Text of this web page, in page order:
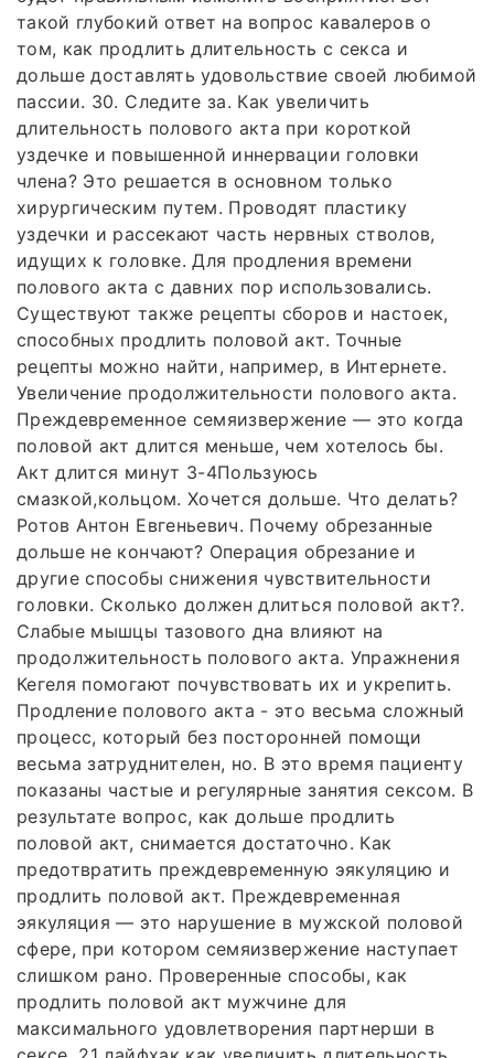
такой глубокий ответ на вопрос кавалеров о
том, как продлить длительность с секса и
дольше доставлять удовольствие своей любимой
пассии. 30. Следите за. Как увеличить
длительность полового акта при короткой
уздечке и повышенной иннервации головки
члена? Это решается в основном только
хирургическим путем. Проводят пластику
уздечки и рассекают часть нервных стволов,
идущих к головке. Для продления времени
полового акта с давних пор использовались.
Существуют также рецепты сборов и настоек,
способных продлить половой акт. Точные
рецепты можно найти, например, в Интернете.
Увеличение продолжительности полового акта.
Преждевременное семяизвержение — это когда
половой акт длится меньше, чем хотелось бы.
Акт длится минут 3-4Пользуюсь
смазкой,кольцом. Хочется дольше. Что делать?
Ротов Антон Евгеньевич. Почему обрезанные
дольше не кончают? Операция обрезание и
другие способы снижения чувствительности
головки. Сколько должен длиться половой акт?.
Слабые мышцы тазового дна влияют на
продолжительность полового акта. Упражнения
Кегеля помогают почувствовать их и укрепить.
Продление полового акта - это весьма сложный
процесс, который без посторонней помощи
весьма затруднителен, но. В это время пациенту
показаны частые и регулярные занятия сексом. В
результате вопрос, как дольше продлить
половой акт, снимается достаточно. Как
предотвратить преждевременную эякуляцию и
продлить половой акт. Преждевременная
эякуляция — это нарушение в мужской половой
сфере, при котором семяизвержение наступает
слишком рано. Проверенные способы, как
продлить половой акт мужчине для
максимального удовлетворения партнерши в